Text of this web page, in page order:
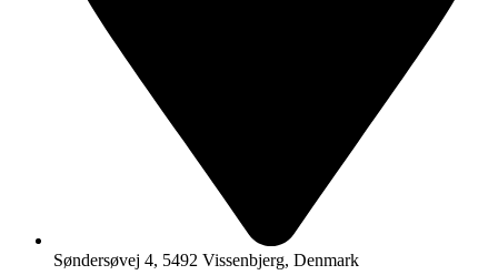
Søndersøvej 4, 5492 Vissenbjerg, Denmark